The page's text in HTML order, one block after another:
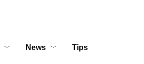
News Tips